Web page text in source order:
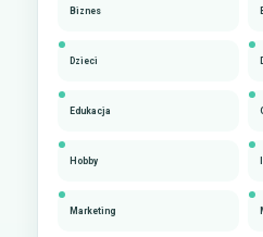
Biznes
Dzieci
Edukacja
Hobby
Marketing